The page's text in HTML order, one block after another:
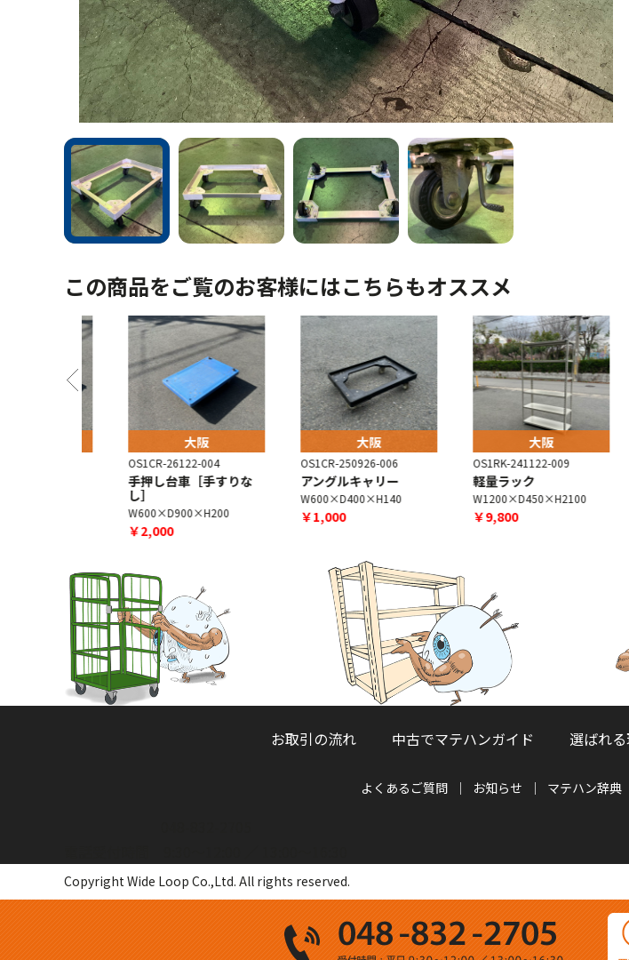
この商品をご覧のお客様にはこちらもオススメ
OS1CR-26122-004
手押し台車［手すりな
W600×D900×H200
￥2,000
OS1CR-250926-006
アングルキャリー
W600×D400×H140
￥1,000
OS1RK-241122-009
軽量ラック
W1200×D450×H2100
￥9,800
お取引の流れ 中古でマテハンガイド 選ばれ
よくあるご質問 お知らせ マテハン辞典
Copyright Wide Loop Co.,Ltd. All rights reserved.